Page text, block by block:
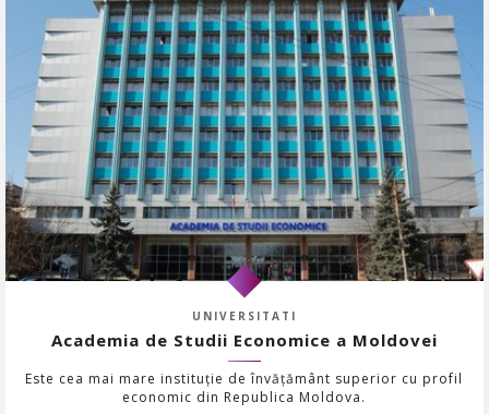
UNIVERSITATI
Academia de Studii Economice a Moldovei
Este cea mai mare instituție de învățământ superior cu profil
economic din Republica Moldova.